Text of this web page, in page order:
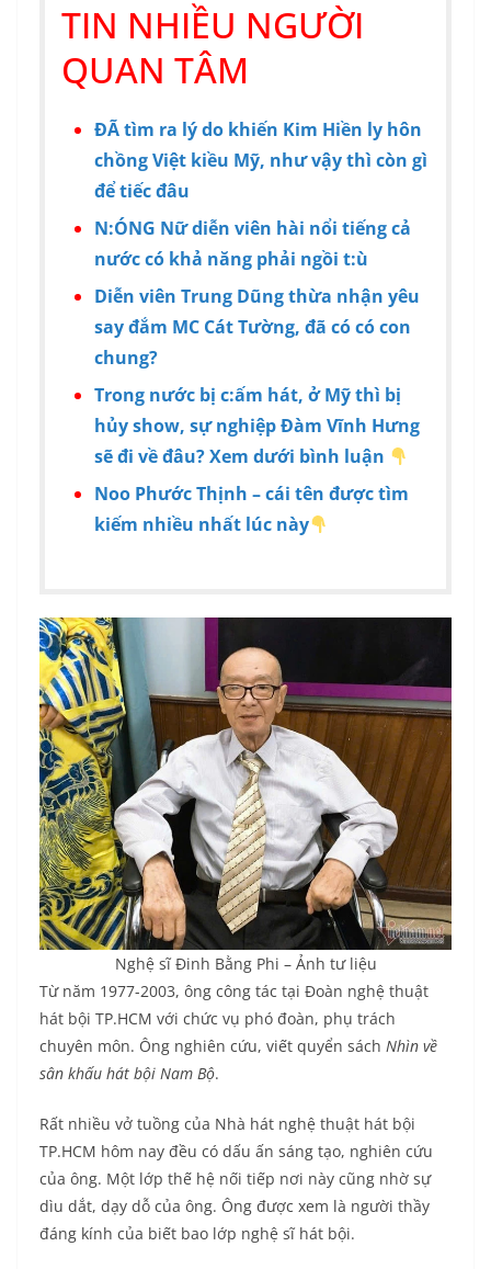
TIN NHIỀU NGƯỜI
QUAN TÂM
ĐÃ tìm ra lý do khiến Kim Hiền ly hôn
chồng Việt kiều Mỹ, như vậy thì còn gì
để tiếc đâu
N:ÓNG Nữ diễn viên hài nổi tiếng cả
nước có khả năng phải ngồi t:ù
Diễn viên Trung Dũng thừa nhận yêu
say đắm MC Cát Tường, đã có có con
chung?
Trong nước bị c:ấm hát, ở Mỹ thì bị
hủy show, sự nghiệp Đàm Vĩnh Hưng
sẽ đi về đâu? Xem dưới bình luận
Noo Phước Thịnh – cái tên được tìm
kiếm nhiều nhất lúc này
Nghệ sĩ Đinh Bằng Phi – Ảnh tư liệu
Từ năm 1977-2003, ông công tác tại Đoàn nghệ thuật
hát bội TP.HCM với chức vụ phó đoàn, phụ trách
chuyên môn. Ông nghiên cứu, viết quyển sách Nhìn về
sân khấu hát bội Nam Bộ.
Rất nhiều vở tuồng của Nhà hát nghệ thuật hát bội
TP.HCM hôm nay đều có dấu ấn sáng tạo, nghiên cứu
của ông. Một lớp thế hệ nối tiếp nơi này cũng nhờ sự
dìu dắt, dạy dỗ của ông. Ông được xem là người thầy
đáng kính của biết bao lớp nghệ sĩ hát bội.